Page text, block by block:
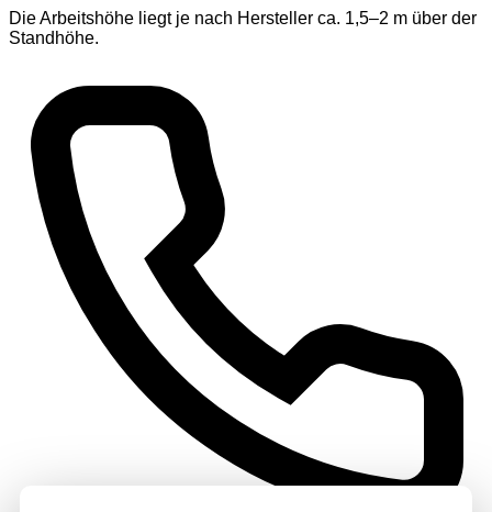
Die Arbeitshöhe liegt je nach Hersteller ca. 1,5–2 m über der
Standhöhe.